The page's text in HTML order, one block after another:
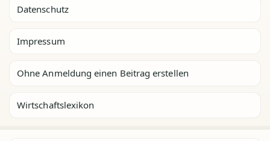
Datenschutz
Impressum
Ohne Anmeldung einen Beitrag erstellen
Wirtschaftslexikon